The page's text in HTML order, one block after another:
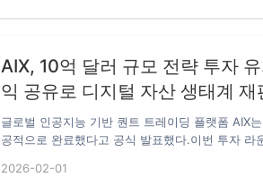
10,0002. 공식 가격: 0.1BNB;3. 화이트리스트 사
AIX, 10억 달러 규모 전략 투자
익 공유로 디지털 자산 생태계 재
글로벌 인공지능 기반 퀀트 트레이딩 플랫폼 AIX
공적으로 완료했다고 공식 발표했다.이번 투자
2026-02-01